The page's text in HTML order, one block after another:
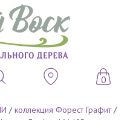
0
/коллекция Форест Графит/